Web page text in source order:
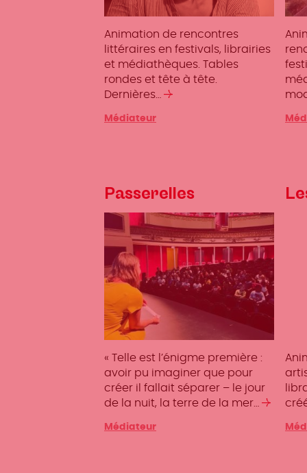
Animation de rencontres
littéraires en festivals, librairies
et médiathèques. Tables
rondes et tête à tête.
Dernières…
Catégories
Médiateur
Passerelles
« Telle est l’énigme première :
avoir pu imaginer que pour
créer il fallait séparer – le jour
de la nuit, la terre de la mer…
Lire
suite
Catégories
Médiateur